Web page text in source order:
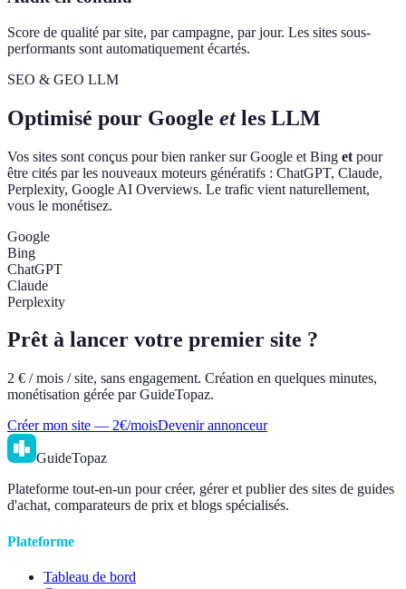
Score de qualité par site, par campagne, par jour. Les sites sous-
performants sont automatiquement écartés.
SEO & GEO LLM
Optimisé pour Google et les LLM
Vos sites sont conçus pour bien ranker sur Google et Bing et pour
être cités par les nouveaux moteurs génératifs : ChatGPT, Claude,
Perplexity, Google AI Overviews. Le trafic vient naturellement,
vous le monétisez.
Google
Bing
ChatGPT
Claude
Perplexity
Prêt à lancer votre premier site ?
2 € / mois / site, sans engagement. Création en quelques minutes,
monétisation gérée par GuideTopaz.
Créer mon site — 2€/moisDevenir annonceur
GuideTopaz
Plateforme tout-en-un pour créer, gérer et publier des sites de guides
d'achat, comparateurs de prix et blogs spécialisés.
Plateforme
Tableau de bord